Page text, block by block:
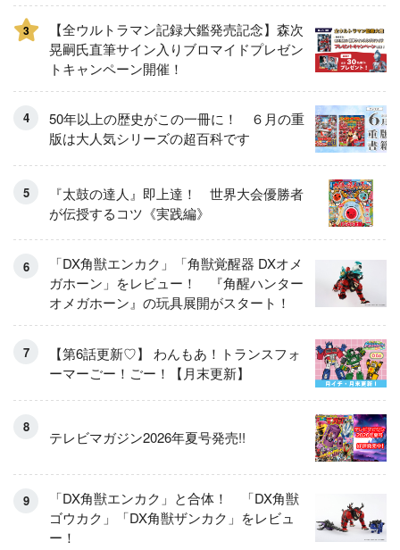
3
【全ウルトラマン記録大鑑発売記念】森次
晃嗣氏直筆サイン入りブロマイドプレゼン
トキャンペーン開催！
50年以上の歴史がこの一冊に！ ６月の重
版は大人気シリーズの超百科です
『太鼓の達人』即上達！ 世界大会優勝者
が伝授するコツ《実践編》
「DX角獣エンカク」「角獣覚醒器 DXオメ
ガホーン」をレビュー！ 『角醒ハンター
オメガホーン』の玩具展開がスタート！
【第6話更新♡】 わんもあ！トランスフォ
ーマーごー！ごー！【月末更新】
テレビマガジン2026年夏号発売!!
「DX角獣エンカク」と合体！ 「DX角獣
ゴウカク」「DX角獣ザンカク」をレビュ
ー！